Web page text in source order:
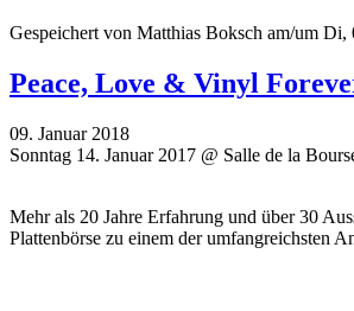
Gespeichert von Matthias Boksch am/um Di,
Peace, Love & Vinyl
09. Januar 2018
Sonntag 14. Januar 2017 @ Salle de la
Mehr als 20 Jahre Erfahrung und über 30
Plattenbörse zu einem der umfangreichsten